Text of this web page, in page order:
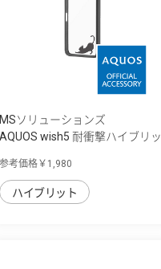
MSソリューションズ
AQUOS wish5 耐衝撃ハイブリッ
参考価格￥1,980
ハイブリット